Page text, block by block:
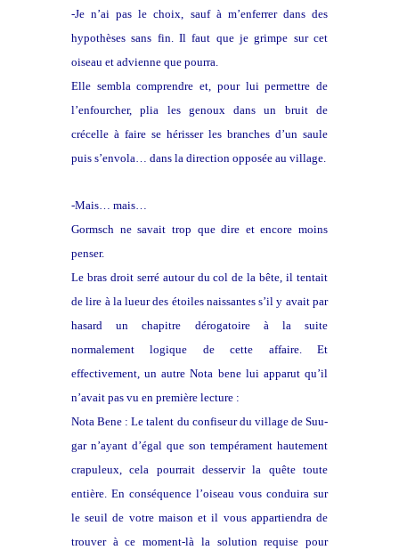
-Je n’ai pas le choix, sauf à m’enferrer dans des
hypothèses sans fin. Il faut que je grimpe sur cet
oiseau et advienne que pourra.
Elle sembla comprendre et, pour lui permettre de
l’enfourcher, plia les genoux dans un bruit de
crécelle à faire se hérisser les branches d’un saule
puis s’envola… dans la direction opposée au village.
-Mais… mais…
Gormsch ne savait trop que dire et encore moins
penser.
Le bras droit serré autour du col de la bête, il tentait
de lire à la lueur des étoiles naissantes s’il y avait par
hasard un chapitre dérogatoire à la suite
normalement logique de cette affaire. Et
effectivement, un autre Nota bene lui apparut qu’il
n’avait pas vu en première lecture :
Nota Bene : Le talent du confiseur du village de Suu-
gar n’ayant d’égal que son tempérament hautement
crapuleux, cela pourrait desservir la quête toute
entière. En conséquence l’oiseau vous conduira sur
le seuil de votre maison et il vous appartiendra de
trouver à ce moment-là la solution requise pour